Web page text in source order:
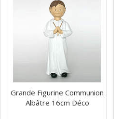
Grande Figurine Communion
Albâtre 16cm Déco